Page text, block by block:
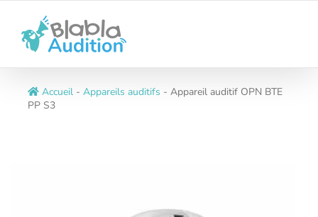
contenu
Accueil - Appareils auditifs - Appareil auditif OPN BTE
PP S3